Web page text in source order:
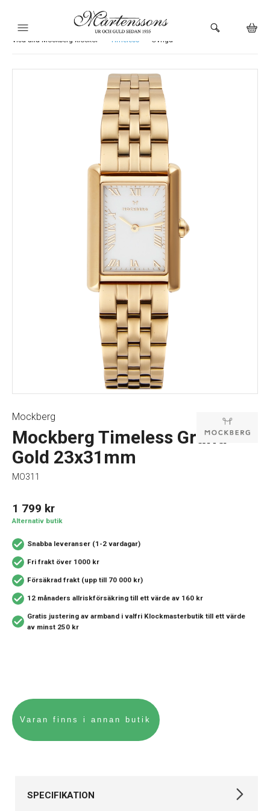
Visa alla Mockberg klockor Timeless Övriga
Mockberg
Mockberg Timeless Grand
Gold 23x31mm
MO311
1 799 kr
Alternativ butik
Snabba leveranser (1-2 vardagar)
Fri frakt över 1000 kr
Försäkrad frakt (upp till 70 000 kr)
12 månaders allriskförsäkring till ett värde av 160 kr
Gratis justering av armband i valfri Klockmasterbutik till ett värde
av minst 250 kr
SPECIFIKATION